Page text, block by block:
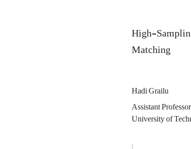
High-
Matching
Hadi Grailu
Assistant
University of